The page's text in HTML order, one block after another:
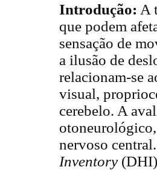
Introdução: A
que podem
sensação de
a ilusão de
relacionam-se
visual,
cerebelo. A
nervoso
Inventory